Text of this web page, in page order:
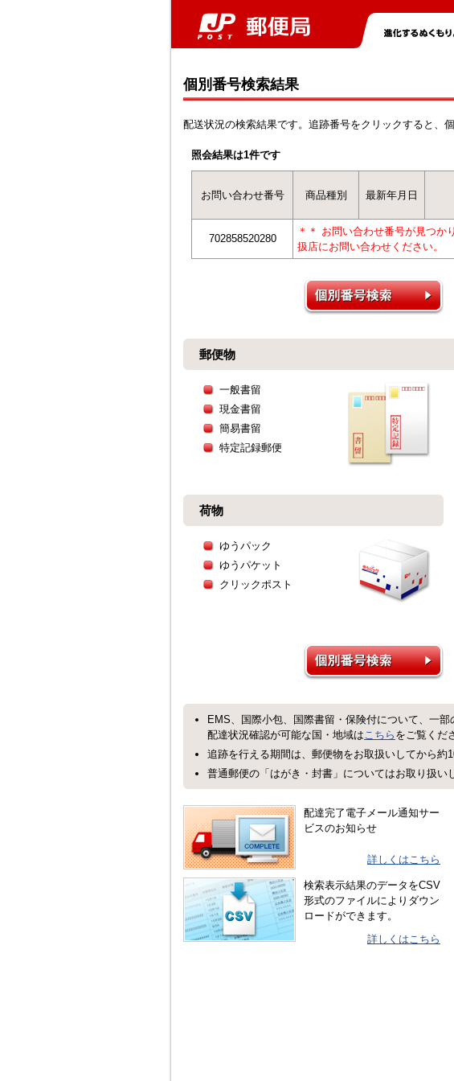
個別番号検索結果
配送状況の検索結果です。追跡番号をクリックすると、
照会結果は1件です
お問い合わせ番号 商品種別 最新年月日
702858520280
＊＊ お問い合わせ番号が見つか
扱店にお問い合わせください。
郵便物
一般書留
現金書留
簡易書留
特定記録郵便
荷物
ゆうパック
ゆうパケット
クリックポスト
EMS、国際小包、国際書留・保険付について、一部
配達状況確認が可能な国・地域はこちら をご覧くだ
追跡を行える期間は、郵便物をお取扱いしてから約
普通郵便の「はがき・封書」についてはお取り扱い
配達完了電子メール通知サー
ビスのお知らせ
詳しくはこちら
検索表示結果のデータをCSV
形式のファイルによりダウン
ロードができます。
詳しくはこちら